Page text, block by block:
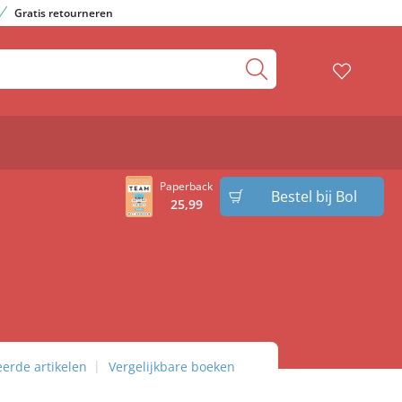
Gratis retourneren
Paperback
25,99 Bestel bij Bol
artikelen Vergelijkbare boeken